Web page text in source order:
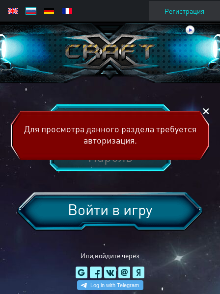
Регистрация
Или войдите через
Войти в игру
Для просмотра данного раздела требуется
авторизация.